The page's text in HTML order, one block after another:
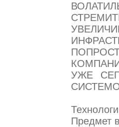
УЖЕ
Предмет